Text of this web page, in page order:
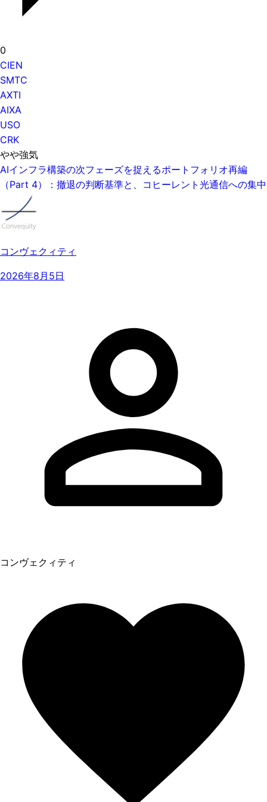
0
CIEN
SMTC
AXTI
AIXA
USO
CRK
やや強気
AIインフラ構築の次フェーズを捉えるポートフォリオ再編
（Part 4）：撤退の判断基準と、コヒーレント光通信への集中
コンヴェクィティ
2026年8月5日
コンヴェクィティ